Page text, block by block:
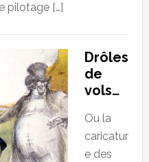
pilotage […]
Drôles
de
vols…
Ou la
caricatur
e des